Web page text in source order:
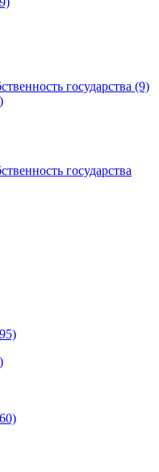
государства (9)
государства